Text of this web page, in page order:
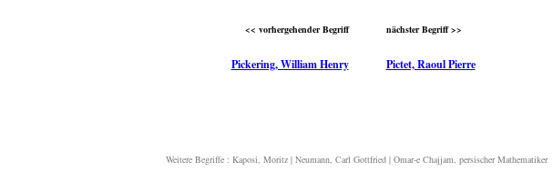
<< vorhergehender Begriff nächster Begriff >>
Pickering, William Henry Pictet, Raoul Pierre
Weitere Begriffe : Kaposi, Moritz | Neumann, Carl Gottfried | Omar-e Chajjam, persischer Mathematiker